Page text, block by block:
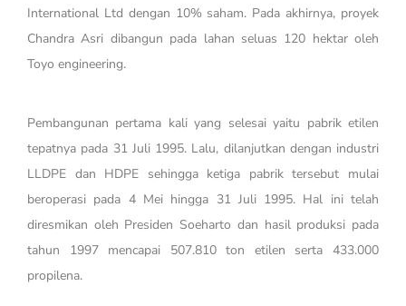
International Ltd dengan 10% saham. Pada akhirnya, proyek
Chandra Asri dibangun pada lahan seluas 120 hektar oleh
Toyo engineering.
Pembangunan pertama kali yang selesai yaitu pabrik etilen
tepatnya pada 31 Juli 1995. Lalu, dilanjutkan dengan industri
LLDPE dan HDPE sehingga ketiga pabrik tersebut mulai
beroperasi pada 4 Mei hingga 31 Juli 1995. Hal ini telah
diresmikan oleh Presiden Soeharto dan hasil produksi pada
tahun 1997 mencapai 507.810 ton etilen serta 433.000
propilena.